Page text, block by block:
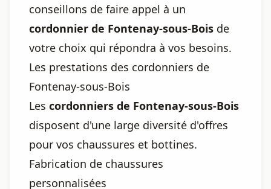
conseillons de faire appel à un
cordonnier de Fontenay-sous-Bois de
votre choix qui répondra à vos besoins.
Les prestations des cordonniers de
Fontenay-sous-Bois
Les cordonniers de Fontenay-sous-Bois
disposent d'une large diversité d'offres
pour vos chaussures et bottines.
Fabrication de chaussures
personnalisées